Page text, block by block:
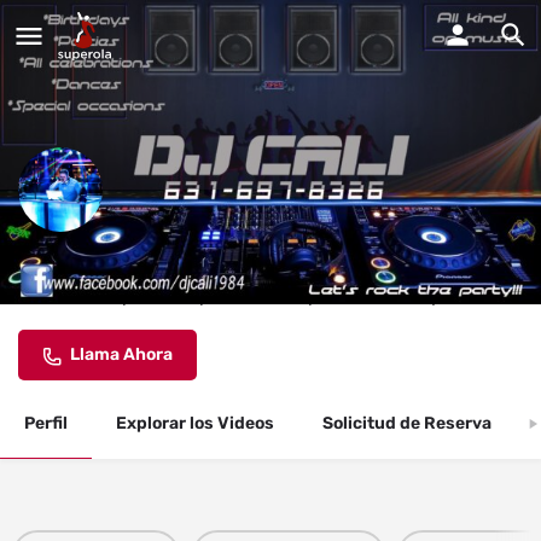
DJ CALI
Estamos disponibles para todos tipos de fiestas y eventos.
Llama Ahora
Perfil Explorar los Videos Solicitud de Reserva